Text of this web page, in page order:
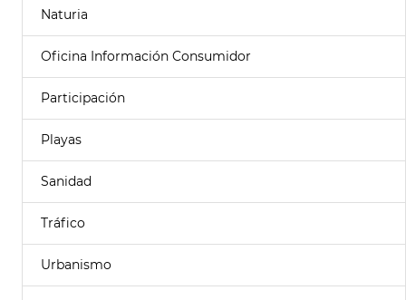
Naturia
Oficina Información Consumidor
Participación
Playas
Sanidad
Tráfico
Urbanismo